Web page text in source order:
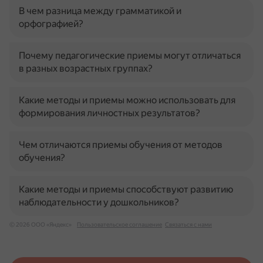
В чем разница между грамматикой и
орфографией?
Почему педагогические приемы могут отличаться
в разных возрастных группах?
Какие методы и приемы можно использовать для
формирования личностных результатов?
Чем отличаются приемы обучения от методов
обучения?
Какие методы и приемы способствуют развитию
наблюдательности у дошкольников?
© 2026 ООО «Яндекс» Пользовательское соглашение Связаться с нами